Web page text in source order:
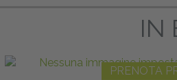
IN
PRENOTA